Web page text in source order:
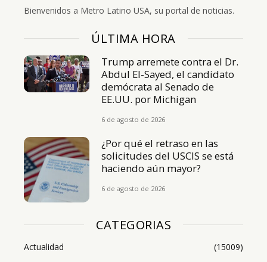
Bienvenidos a Metro Latino USA, su portal de noticias.
ÚLTIMA HORA
Trump arremete contra el Dr.
Abdul El-Sayed, el candidato
demócrata al Senado de
EE.UU. por Michigan
6 de agosto de 2026
¿Por qué el retraso en las
solicitudes del USCIS se está
haciendo aún mayor?
6 de agosto de 2026
CATEGORIAS
Actualidad
(15009)